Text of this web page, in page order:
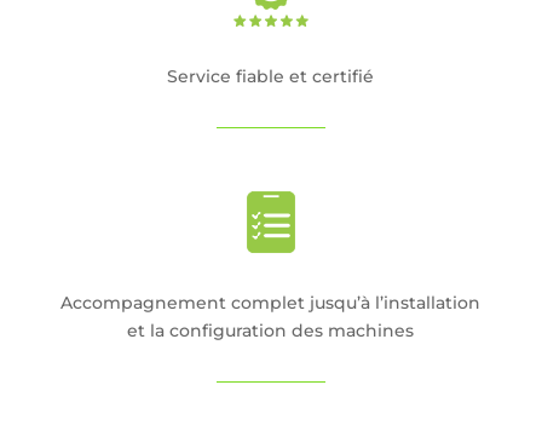
Service fiable et certifié
Accompagnement complet jusqu’à l’installation
et la configuration des machines